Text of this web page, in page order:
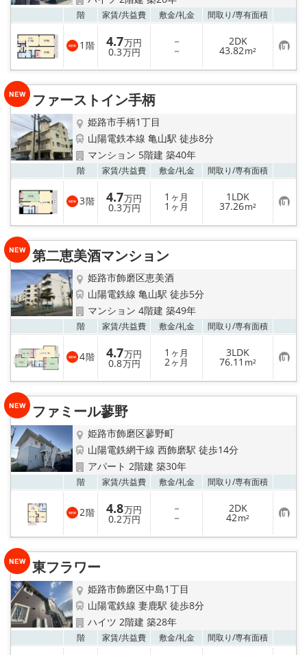
階 家賃/共益費 敷金/礼金 間取り/専有面積
1 階 4.7万円
0.3万円
－
－
2DK
43.82m² お
気
に
り
ファーストイン手柄
姫路市手柄1丁目
山陽電鉄本線 亀山駅 徒歩8分
マンション 5階建 築40年
階 家賃/共益費 敷金/礼金 間取り/専有面積
3階 4.7万円
0.3万円
1 ヶ月
1 ヶ月
1LDK
37.26m² お
気
に
り
第二恵美酒マンション
姫路市飾磨区恵美酒
山陽電鉄線 亀山駅 徒歩5分
マンション 4階建 築49年
階 家賃/共益費 敷金/礼金 間取り/専有面積
4階 4.7万円
0.8万円
1 ヶ月
2ヶ月
3LDK
76.11 m² お
気
に
り
ファミール蓼野
姫路市飾磨区蓼野町
山陽電鉄網干線 西飾磨駅 徒歩14分
アパート 2階建 築30年
階 家賃/共益費 敷金/礼金 間取り/専有面積
2階 4.8万円
0.2万円
－
－
2DK
42m² お
気
に
り
東フラワー
姫路市飾磨区中島1丁目
山陽電鉄線 妻鹿駅 徒歩8分
ハイツ 2階建 築28年
階 家賃/共益費 敷金/礼金 間取り/専有面積